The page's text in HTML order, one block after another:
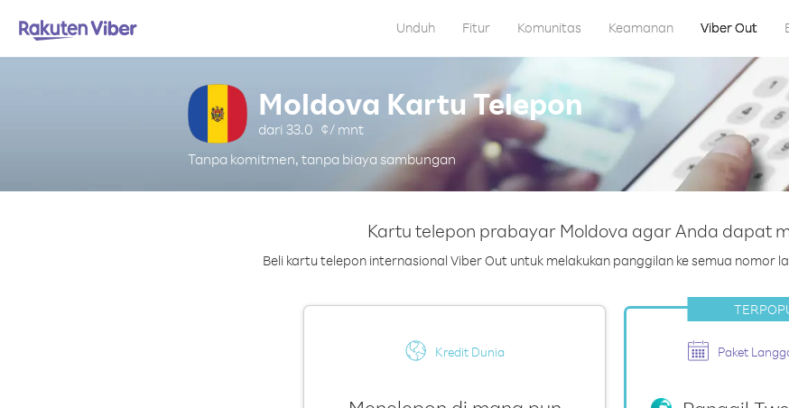
Unduh Fitur Komunitas Keamanan Viber Out
Moldova Kartu Telepon
dari 33.0 ¢/ mnt
Tanpa komitmen, tanpa biaya sambungan
Kartu telepon prabayar Moldova agar Anda dapat
Beli kartu telepon internasional Viber Out untuk melakukan panggilan ke semua nomor
Kredit Dunia Paket